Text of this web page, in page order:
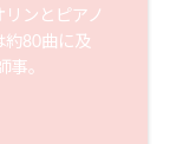
ンとピアノ
約80曲に及
事。